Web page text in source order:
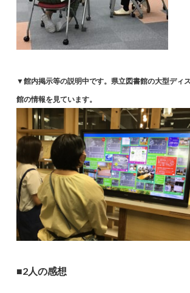
▼館内掲示等の説明中です。県立図書館の大型ディ
館の情報を見ています。
■2人の感想